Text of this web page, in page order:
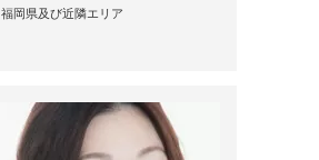
福岡県及び近隣エリア